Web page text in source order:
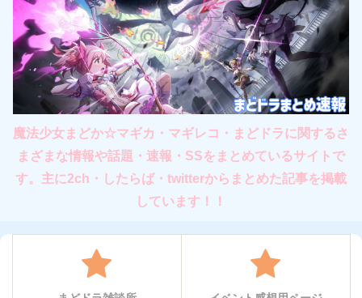
魔法少女まどか☆マギカ・マギレコ・まどドラに関するさ
まざまな情報や話題・速報・SSをまとめているサイトで
す。主に2ch・したらば・twitterからまとめた記事を掲載
しています！！